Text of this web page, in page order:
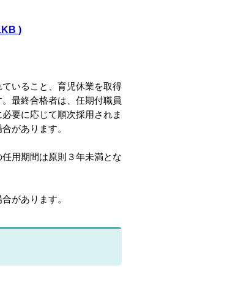
)
いること、育児休業を取得
最終合格者は、任期付職員
要に応じて順次採用されま
があります。
用期間は原則３年未満とな
があります。